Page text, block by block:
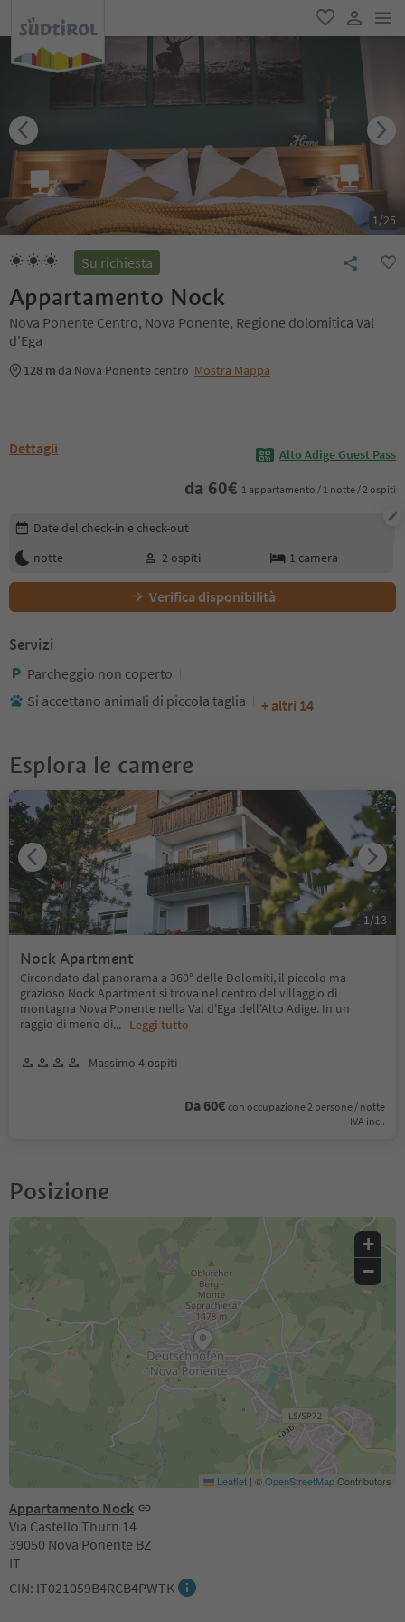
favoriti
user link
1/25
Su richiesta
Appartamento Nock
Nova Ponente Centro, Nova Ponente, Regione dolomitica Val
d'Ega
128 m da Nova Ponente centro Mostra Mappa
Dettagli Alto Adige Guest Pass
da 60€ 1 appartamento / 1 notte / 2 ospiti
Modifica i dettagli della prenotazione
Date del check-in e check-out
notte
2 ospiti 1 camera
Verifica disponibilità
Servizi
Parcheggio non coperto
Si accettano animali di piccola taglia
+ altri 14
Esplora le camere
Nock Apartment
Circondato dal panorama a 360° delle Dolomiti, il piccolo ma
grazioso Nock Apartment si trova nel centro del villaggio di
montagna Nova Ponente nella Val d'Ega dell'Alto Adige. In un
raggio di meno di... Leggi tutto
Massimo 4 ospiti
Da 60€ con occupazione 2 persone / notte
IVA incl.
1/13
Posizione
Appartamento Nock
Via Castello Thurn 14
39050 Nova Ponente BZ
IT
CIN: IT021059B4RCB4PWTK
+
−
Leaflet | ©OpenStreetMapContributors